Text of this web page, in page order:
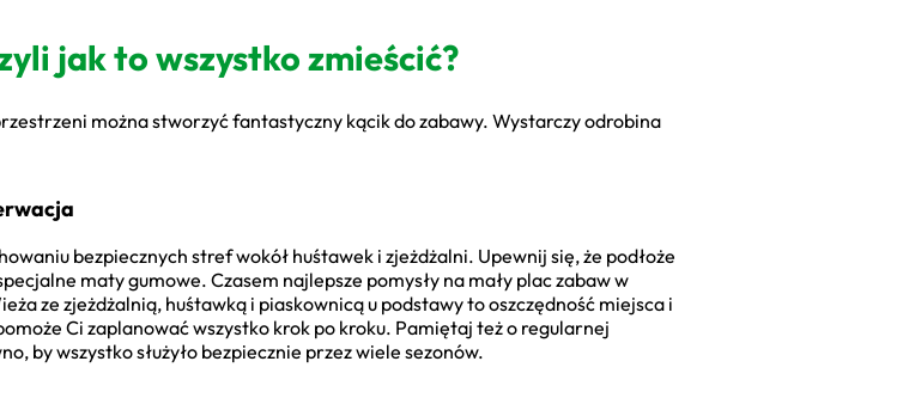
jak to wszystko zmieścić?
można stworzyć fantastyczny kącik do zabawy. Wystarczy odrobina
bezpiecznych stref wokół huśtawek i zjeżdżalni. Upewnij się, że podłoże
maty gumowe. Czasem najlepsze pomysły na mały plac zabaw w
ze zjeżdżalnią, huśtawką i piaskownicą u podstawy to oszczędność miejsca i
Ci zaplanować wszystko krok po kroku. Pamiętaj też o regularnej
by wszystko służyło bezpiecznie przez wiele sezonów.